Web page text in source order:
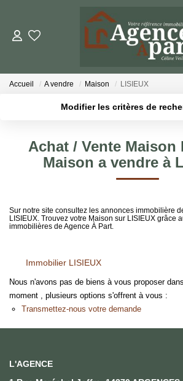
NOS BIENS
Locations
ESTIMER
PARRAINER UN
Qui Sommes Nous
Notre Équipe
Accueil A vendre Maison LISIEUX
Modifier les critères de
Surface min Budget max
Achat / Vente Maison
Maison a vendre à
Sur notre site consultez les annonces immobilière
LISIEUX. Trouvez votre Maison sur LISIEUX grâce
immobilières de Agence À Part.
Immobilier LISIEUX
Nous n'avons pas de biens à vous proposer
moment , plusieurs options s'offrent à vous :
Transmettez-nous votre demande
L'AGENCE